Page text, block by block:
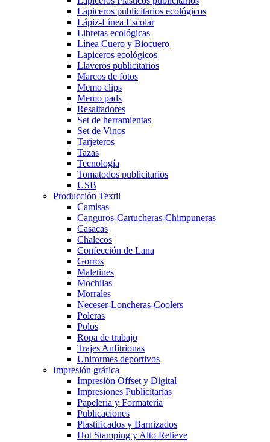
Lapiceros publicitarios ecológicos
Lápiz-Línea Escolar
Libretas ecológicas
Línea Cuero y Biocuero
Lapiceros ecológicos
Llaveros publicitarios
Marcos de fotos
Memo clips
Memo pads
Resaltadores
Set de herramientas
Set de Vinos
Tarjeteros
Tazas
Tecnología
Tomatodos publicitarios
USB
Producción Textil
Camisas
Canguros-Cartucheras-Chimpuneras
Casacas
Chalecos
Confección de Lana
Gorros
Maletines
Mochilas
Morrales
Neceser-Loncheras-Coolers
Poleras
Polos
Ropa de trabajo
Trajes Anfitrionas
Uniformes deportivos
Impresión gráfica
Impresión Offset y Digital
Impresiones Publicitarias
Papelería y Formatería
Publicaciones
Plastificados y Barnizados
Hot Stamping y Alto Relieve